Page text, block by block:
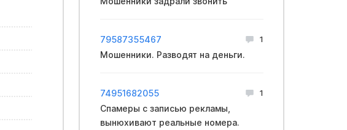
79587355467 1
Мошенники. Разводят на деньги.
74951682055 1
Спамеры с записью рекламы,
вынюхивают реальные номера.